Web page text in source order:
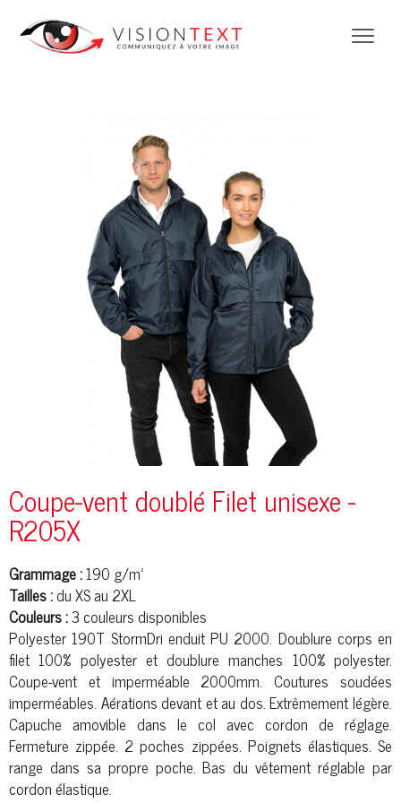
Coupe-vent doublé Filet unisexe -
R205X
Grammage :190 g/m²
Tailles :du XS au 2XL
Couleurs :3 couleurs disponibles
Polyester 190T StormDri enduit PU 2000. Doublure corps en
filet 100% polyesteret doublure manches 100%polyester.
Coupe-vent et imperméable 2000mm. Coutures soudées
imperméables. Aérations devant et au dos. Extrêmement légère.
Capuche amovible dans le col avec cordon de réglage.
Fermeture zippée. 2 poches zippées. Poignets élastiques. Se
range dans sa propre poche. Bas du vêtement réglable par
cordon élastique.